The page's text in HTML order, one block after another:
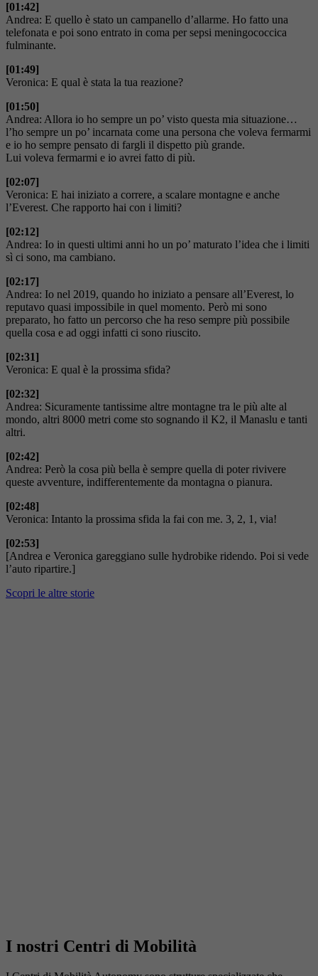
[01:42]
Andrea: E quello è stato un campanello d’allarme. Ho fatto una
telefonata e poi sono entrato in coma per sepsi meningococcica
fulminante.
[01:49]
Veronica: E qual è stata la tua reazione?
[01:50]
Andrea: Allora io ho sempre un po’ visto questa mia situazione…
l’ho sempre un po’ incarnata come una persona che voleva fermarmi
e io ho sempre pensato di fargli il dispetto più grande.
Lui voleva fermarmi e io avrei fatto di più.
[02:07]
Veronica: E hai iniziato a correre, a scalare montagne e anche
l’Everest. Che rapporto hai con i limiti?
[02:12]
Andrea: Io in questi ultimi anni ho un po’ maturato l’idea che i limiti
sì ci sono, ma cambiano.
[02:17]
Andrea: Io nel 2019, quando ho iniziato a pensare all’Everest, lo
reputavo quasi impossibile in quel momento. Però mi sono
preparato, ho fatto un percorso che ha reso sempre più possibile
quella cosa e ad oggi infatti ci sono riuscito.
[02:31]
Veronica: E qual è la prossima sfida?
[02:32]
Andrea: Sicuramente tantissime altre montagne tra le più alte al
mondo, altri 8000 metri come sto sognando il K2, il Manaslu e tanti
altri.
[02:42]
Andrea: Però la cosa più bella è sempre quella di poter rivivere
queste avventure, indifferentemente da montagna o pianura.
[02:48]
Veronica: Intanto la prossima sfida la fai con me. 3, 2, 1, via!
[02:53]
[Andrea e Veronica gareggiano sulle hydrobike ridendo. Poi si vede
l’auto ripartire.]
Scopri le altre storie
I nostri Centri di Mobilità